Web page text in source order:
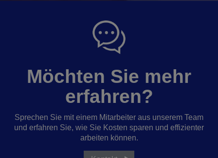
Möchten Sie mehr
erfahren?
Sprechen Sie mit einem Mitarbeiter aus unserem Team
und erfahren Sie, wie Sie Kosten sparen und effizienter
arbeiten können.